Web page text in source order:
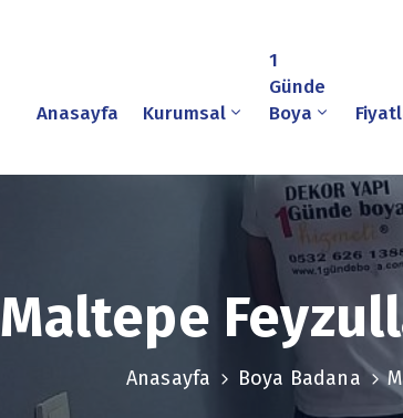
Anasayfa Kurumsal
1
Günde
Boya
Maltepe
Anasayfa Boya Badana